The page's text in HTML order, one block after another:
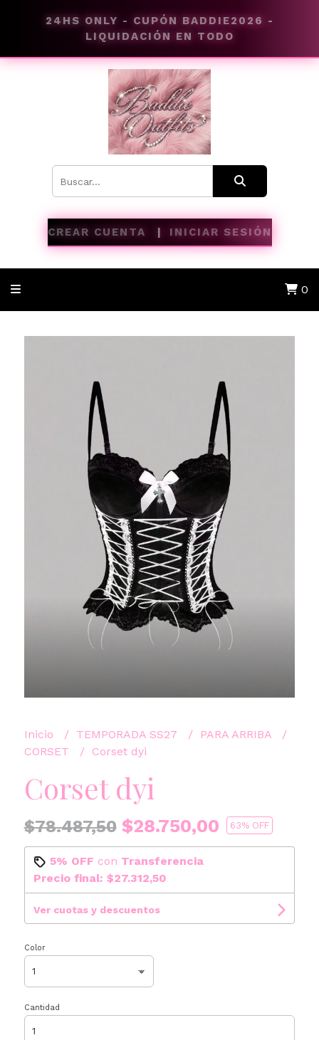
24HS ONLY - CUPÓN BADDIE2026 -
LIQUIDACIÓN EN TODO
CREAR CUENTA INICIAR SESIÓN
0
Inicio TEMPORADA SS27
PARA ARRIBA
CORSET
Corset dyi
Corset dyi
$78.487,50$28.750,00 63% OFF
5% OFF con Transferencia
Precio final: $27.312,50
Ver cuotas y descuentos
Color
Cantidad